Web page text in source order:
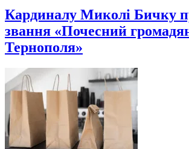
Кардиналу Миколі Бичку
звання «Почесний
Тернополя»